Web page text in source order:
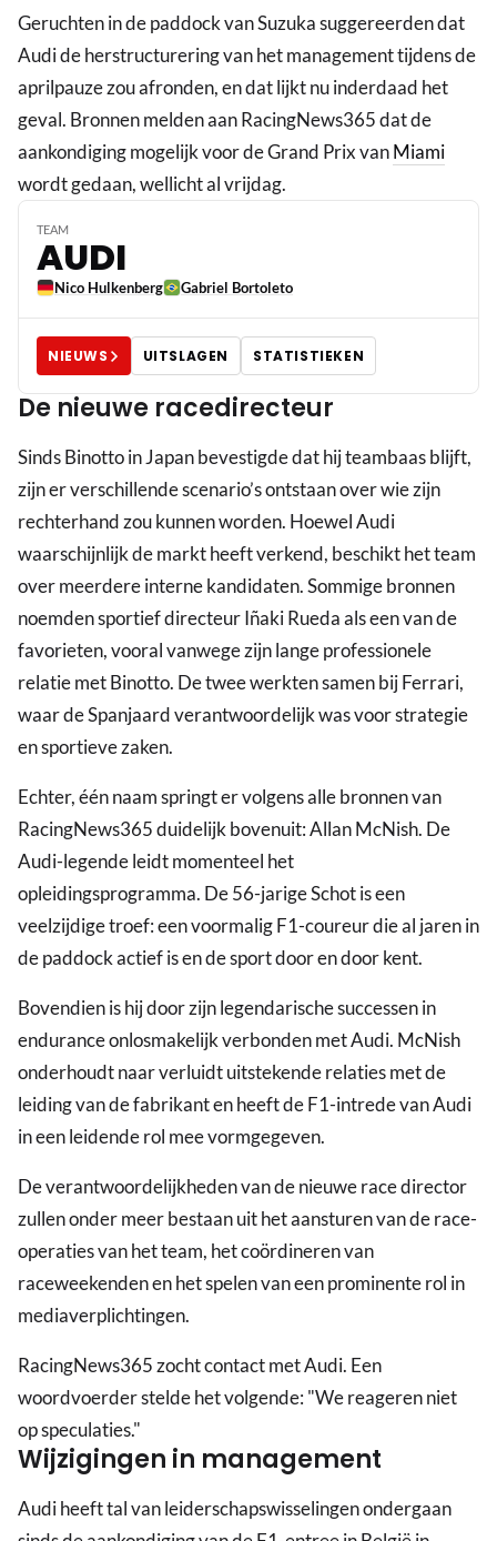
Geruchten in de paddock van Suzuka suggereerden dat
Audi de herstructurering van het management tijdens de
aprilpauze zou afronden, en dat lijkt nu inderdaad het
geval. Bronnen melden aan RacingNews365 dat de
aankondiging mogelijk voor de Grand Prix vanMiami
wordt gedaan, wellicht al vrijdag.
TEAM
AUDI
Nico Hulkenberg Gabriel Bortoleto
NIEUWS UITSLAGEN STATISTIEKEN
De nieuwe racedirecteur
Sinds Binotto in Japan bevestigde dat hij teambaas blijft,
zijn er verschillende scenario’s ontstaan over wie zijn
rechterhand zou kunnen worden. Hoewel Audi
waarschijnlijk de markt heeft verkend, beschikt het team
over meerdere interne kandidaten. Sommige bronnen
noemden sportief directeur Iñaki Rueda als een van de
favorieten, vooral vanwege zijn lange professionele
relatie met Binotto. De twee werkten samen bij Ferrari,
waar de Spanjaard verantwoordelijk was voor strategie
en sportieve zaken.
Echter, één naam springt er volgens alle bronnen van
RacingNews365 duidelijk bovenuit: Allan McNish. De
Audi-legende leidt momenteel het
opleidingsprogramma. De 56-jarige Schot is een
veelzijdige troef: een voormalig F1-coureur die al jaren in
de paddock actief is en de sport door en door kent.
Bovendien is hij door zijn legendarische successen in
endurance onlosmakelijk verbonden met Audi. McNish
onderhoudt naar verluidt uitstekende relaties met de
leiding van de fabrikant en heeft de F1-intrede van Audi
in een leidende rol mee vormgegeven.
De verantwoordelijkheden van de nieuwe race director
zullen onder meer bestaan uit het aansturen van de race-
operaties van het team, het coördineren van
raceweekenden en het spelen van een prominente rol in
mediaverplichtingen.
RacingNews365 zocht contact met Audi. Een
woordvoerder stelde het volgende: "We reageren niet
op speculaties."
Wijzigingen in management
Audi heeft tal van leiderschapswisselingen ondergaan